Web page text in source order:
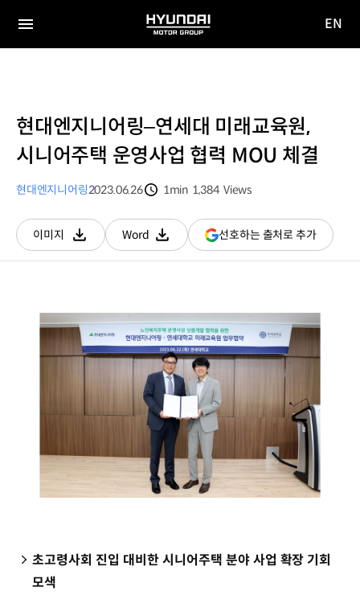
전체
HYUNDAI
MOTOR
EN
현대엔지니어링–연세대 미래교육원,
시니어주택 운영사업 협력 MOU 체결
현대엔지니어링2023.06.26
1min 1,384 Views
이미지
다운로드
Word
다운로드
선호하는 출처로 추가(새
창
초고령사회 진입 대비한 시니어주택 분야 사업 확장 기회
모색